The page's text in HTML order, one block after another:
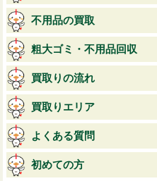
不用品の買取
粗大ゴミ・不用品回収
買取りの流れ
買取りエリア
よくある質問
初めての方